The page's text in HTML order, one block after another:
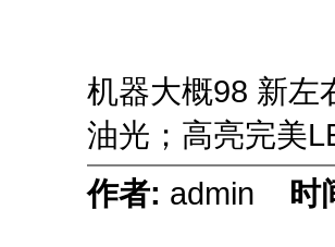
机器大概98 新左
油光；高亮完美
作者: admin 时